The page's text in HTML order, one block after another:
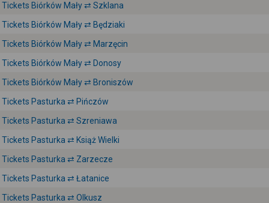
Tickets Biórków Mały ⇄ Szklana
Tickets Biórków Mały ⇄ Będziaki
Tickets Biórków Mały ⇄ Marzęcin
Tickets Biórków Mały ⇄ Donosy
Tickets Biórków Mały ⇄ Broniszów
Tickets Pasturka ⇄ Pińczów
Tickets Pasturka ⇄ Szreniawa
Tickets Pasturka ⇄ Książ Wielki
Tickets Pasturka ⇄ Zarzecze
Tickets Pasturka ⇄ Łatanice
Tickets Pasturka ⇄ Olkusz